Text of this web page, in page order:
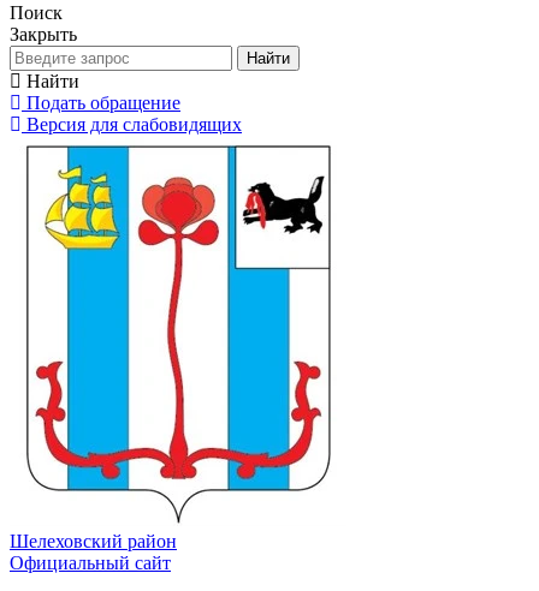
Поиск
Закрыть
Найти
Найти
Подать обращение
Версия для слабовидящих
Шелеховский район
Официальный сайт